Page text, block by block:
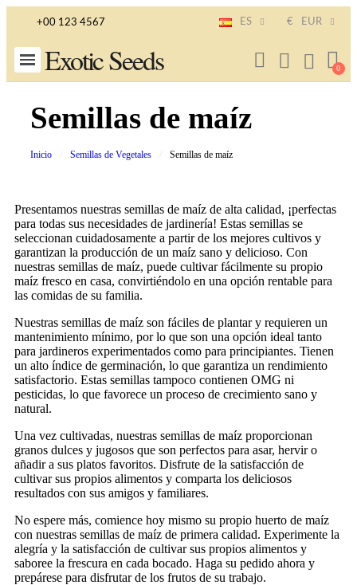
+00 123 4567 ES € EUR
Exotic Seeds
Semillas de maíz
Inicio Semillas de Vegetales Semillas de maíz
Presentamos nuestras semillas de maíz de alta calidad, ¡perfectas
para todas sus necesidades de jardinería! Estas semillas se
seleccionan cuidadosamente a partir de los mejores cultivos y
garantizan la producción de un maíz sano y delicioso. Con
nuestras semillas de maíz, puede cultivar fácilmente su propio
maíz fresco en casa, convirtiéndolo en una opción rentable para
las comidas de su familia.
Nuestras semillas de maíz son fáciles de plantar y requieren un
mantenimiento mínimo, por lo que son una opción ideal tanto
para jardineros experimentados como para principiantes. Tienen
un alto índice de germinación, lo que garantiza un rendimiento
satisfactorio. Estas semillas tampoco contienen OMG ni
pesticidas, lo que favorece un proceso de crecimiento sano y
natural.
Una vez cultivadas, nuestras semillas de maíz proporcionan
granos dulces y jugosos que son perfectos para asar, hervir o
añadir a sus platos favoritos. Disfrute de la satisfacción de
cultivar sus propios alimentos y comparta los deliciosos
resultados con sus amigos y familiares.
No espere más, comience hoy mismo su propio huerto de maíz
con nuestras semillas de maíz de primera calidad. Experimente la
alegría y la satisfacción de cultivar sus propios alimentos y
saboree la frescura en cada bocado. Haga su pedido ahora y
prepárese para disfrutar de los frutos de su trabajo.